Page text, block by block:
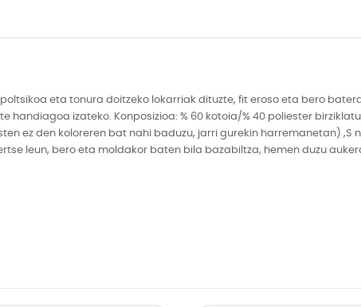
eta tonura doitzeko lokarriak dituzte, fit eroso eta bero
handiagoa izateko. Konposizioa: % 60 kotoia/% 40 poliester
ez den koloreren bat nahi baduzu, jarri gurekin harremanetan) ,S
leun, bero eta moldakor baten bila bazabiltza, hemen duzu